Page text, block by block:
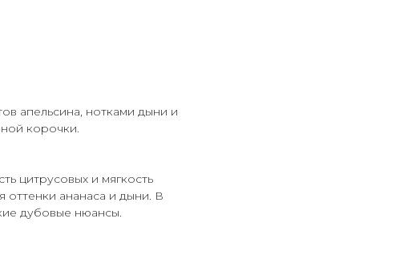
апельсина, нотками дыни и
корочки.
цитрусовых и мягкость
ананаса и дыни. В
дубовые нюансы.